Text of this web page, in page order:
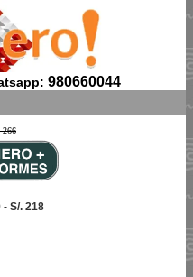
980660044
266
- S/. 218